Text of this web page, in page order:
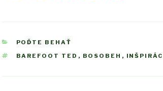
CATEGORIES
POĎTE BEHAŤ
TAGS
BAREFOOT TED , BOSOBEH ,